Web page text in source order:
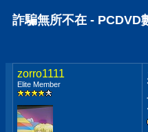
詐騙無所不在 - PCDVD
zorro1111
Elite Member